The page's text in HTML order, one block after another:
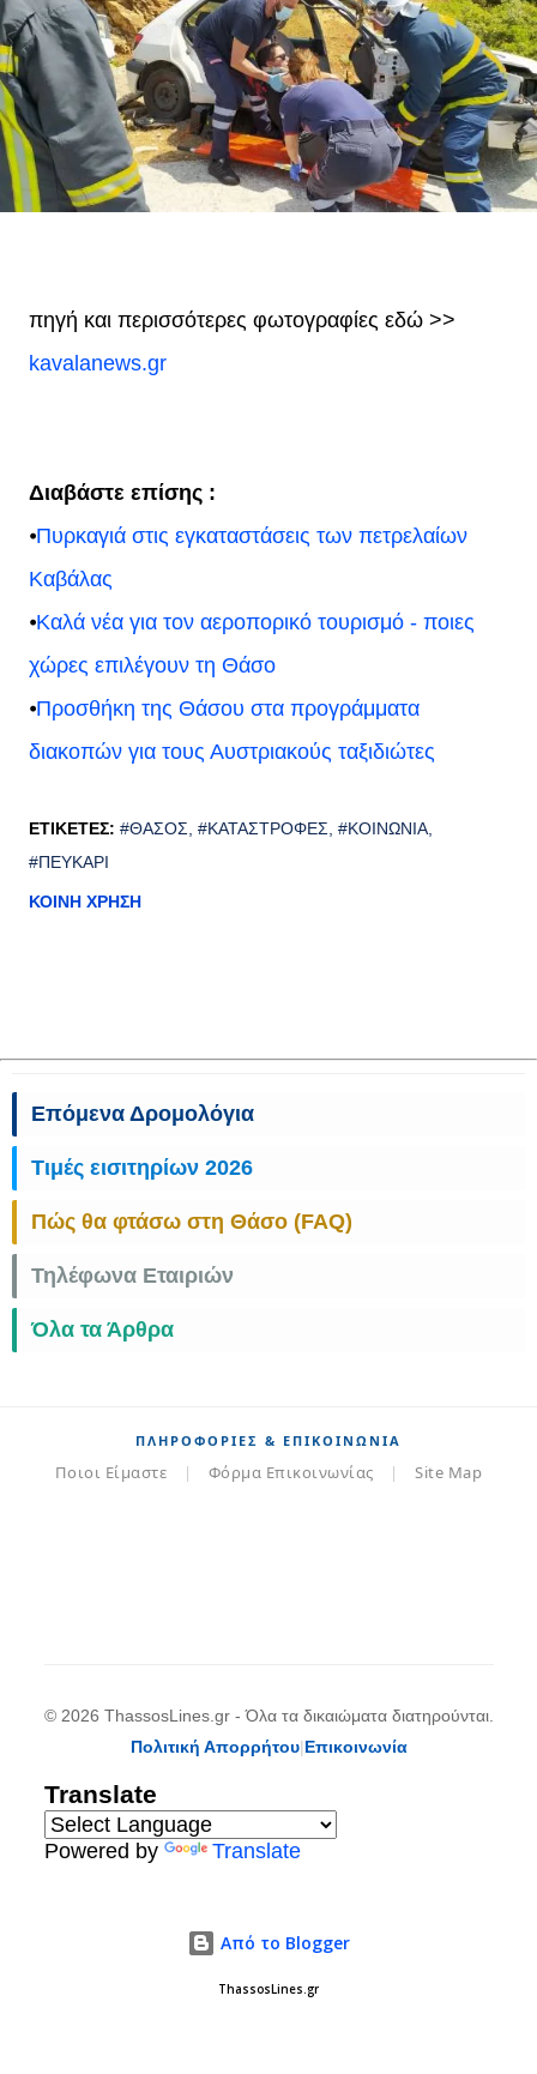
πηγή και περισσότερες φωτογραφίες εδώ >>
kavalanews.gr
Διαβάστε επίσης :
⦁Πυρκαγιά στις εγκαταστάσεις των πετρελαίων
Καβάλας
⦁Kαλά νέα για τον αεροπορικό τουρισμό - ποιες
χώρες επιλέγουν τη Θάσο
⦁Προσθήκη της Θάσου στα προγράμματα
διακοπών για τους Αυστριακούς ταξιδιώτες
ΕΤΙΚΈΤΕΣ: #ΘΆΣΟΣ #ΚΑΤΑΣΤΡΟΦΈΣ #ΚΟΙΝΩΝΊΑ
#ΠΕΥΚΆΡΙ
ΚΟΙΝΉ ΧΡΉΣΗ
Επόμενα Δρομολόγια
Τιμές εισιτηρίων 2026
Πώς θα φτάσω στη Θάσο (FAQ)
Τηλέφωνα Εταιριών
Όλα τα Άρθρα
ΠΛΗΡΟΦΟΡΊΕΣ & ΕΠΙΚΟΙΝΩΝΊΑ
Ποιοι Είμαστε | Φόρμα Επικοινωνίας | Site Map
© 2026 ThassosLines.gr - Όλα τα δικαιώματα διατηρούνται.
Πολιτική Απορρήτου|Επικοινωνία
Translate
Powered by Translate
Από το Blogger
ThassosLines.gr